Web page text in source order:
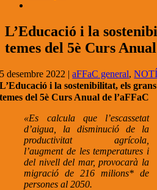
L’Educació i la
temes del 5è Curs
5 desembre 2022 |aFFaC general,
L’Educació i la sostenibilitat, els grans
temes del 5è Curs Anual de l’aFFaC
«Es calcula que l’escassetat
d’aigua, la disminució de la
productivitat agrícola,
l’augment de les temperatures i
del nivell del mar, provocarà la
migració de 216 milions* de
persones al 2050.